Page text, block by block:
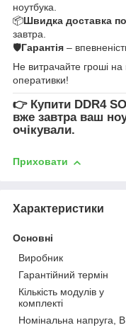
ноутбука.
📦Швидка доставка по
завтра.
🛡Гарантія –
Не витрачайте гроші
оперативки!
👉 Купити DDR4
вже завтра ваш
очікували.
Приховати
Характеристики
Основні
Виробник
Гарантійний термін
Кількість модулів у
комплекті
Номінальна напруга, В